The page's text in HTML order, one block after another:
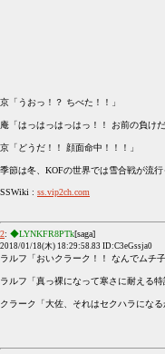
京「うおっ！？ ちべた！！」
庵「はっはっはっはっ！！ お前の負け
京「どうだ！！ 顔面命中！！！」
季節は冬、KOFの世界では雪合戦が流行
SSWiki : ss.vip2ch.com
2: ◆LYNKFR8PTk[saga]
2018/01/18(木) 18:29:58.83 ID:C3eGssja0
ラルフ「おいクラーク！！ なんでムチ
ラルフ「真っ裸になって寒さに耐える特
クラーク「大佐、それはセクハラになる